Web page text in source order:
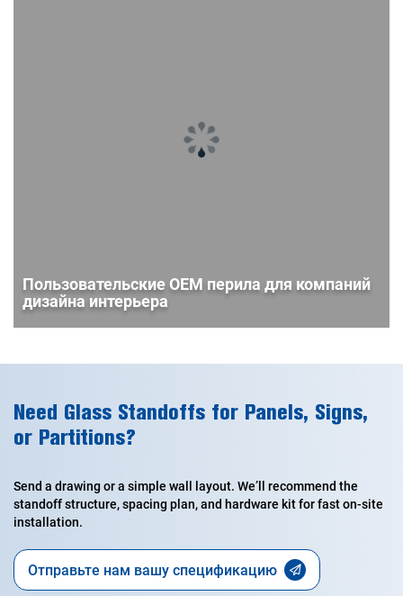
Пользовательские OEM перила для компаний
дизайна интерьера
Need Glass Standoffs for Panels, Signs,
or Partitions?
Send a drawing or a simple wall layout. We’ll recommend the
standoff structure, spacing plan, and hardware kit for fast on-site
installation.
Отправьте нам вашу спецификацию